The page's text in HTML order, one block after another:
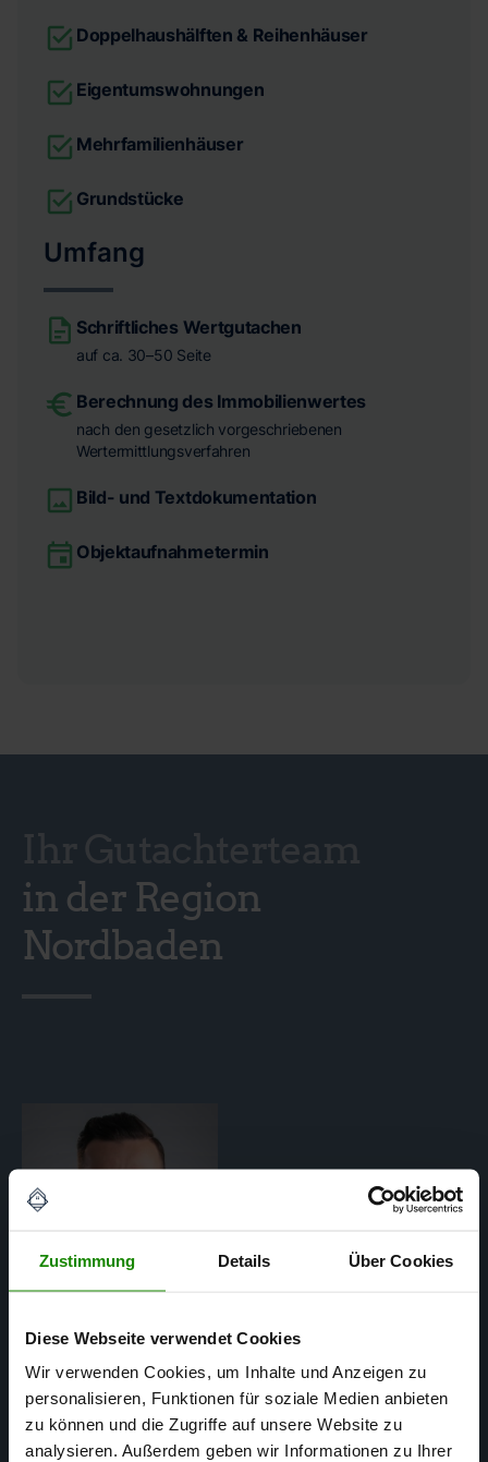
Zustimmung Details Über Cookies
Diese Webseite verwendet Cookies
Wir verwenden Cookies, um Inhalte und Anzeigen zu
personalisieren, Funktionen für soziale Medien anbieten
zu können und die Zugriffe auf unsere Website zu
analysieren. Außerdem geben wir Informationen zu Ihrer
Doppelhaushälften & Reihenhäuser
Eigentumswohnungen
Mehrfamilienhäuser
Grundstücke
Umfang
Schriftliches Wertgutachen
auf ca. 30–50 Seite
Berechnung des Immobilienwertes
nach den gesetzlich vorgeschriebenen
Wertermittlungsverfahren
Bild- und Textdokumentation
Objektaufnahmetermin
in der Region
Nordbaden
Matthias Mertens
SACHVERSTÄNDIGER FÜR